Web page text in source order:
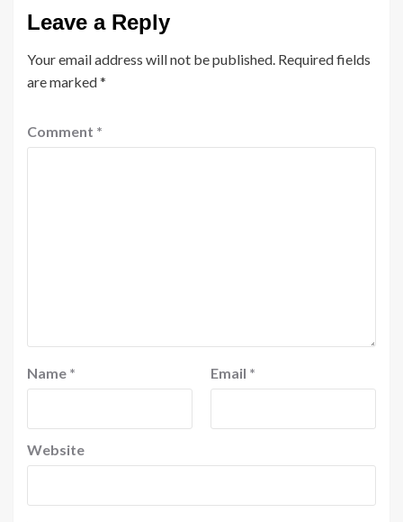
Leave a Reply
Your email address will not be published. Required fields
are marked*
Comment *
Name * Email *
Website